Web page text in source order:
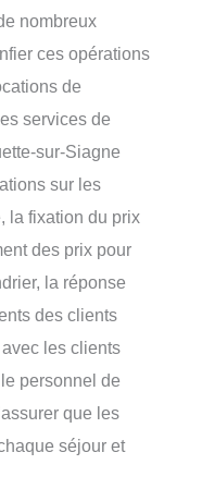
nombreux
ces opérations
de
services de
sur-Siagne
sur les
la fixation du prix
des prix pour
la réponse
des clients
les clients
personnel de
que les
séjour et